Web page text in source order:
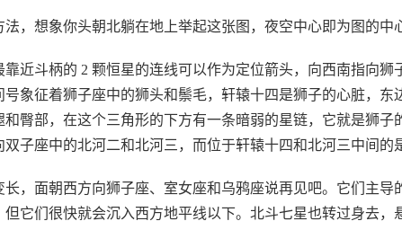
，想象你头朝北躺在地上举起这张图，夜空中心即为图的中
近斗柄的 2 颗恒星的连线可以作为定位箭头，向西南指向狮
号象征着狮子座中的狮头和鬃毛，轩辕十四是狮子的心脏，东
和臀部，在这个三角形的下方有一条暗弱的星链，它就是狮子
子座中的北河二和北河三，而位于轩辕十四和北河三中间的
长，面朝西方向狮子座、室女座和乌鸦座说再见吧。它们主导
它们很快就会沉入西方地平线以下。北斗七星也转过身去，